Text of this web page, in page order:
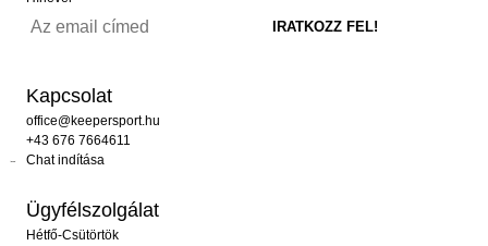
Kapcsolat
office@keepersport.hu
+43 676 7664611
Chat indítása
Ügyfélszolgálat
Hétfő-Csütörtök